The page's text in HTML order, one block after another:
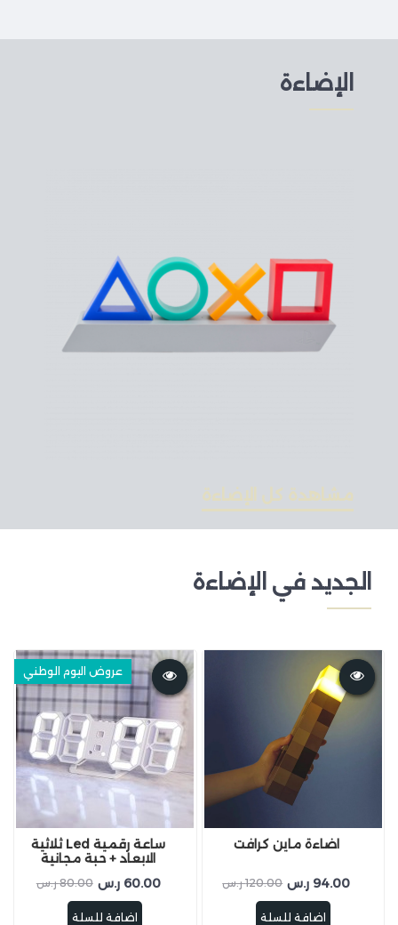
الإضاءة
مشاهدة كل الإضاءة
الجديد في الإضاءة
اضاءة ماين كرافت
94.00 ر.س 120.00 ر.س
اضافة للسلة
عروض اليوم الوطني
ساعة رقمية Led ثلاثية
الابعاد + حبة مجانية
60.00 ر.س
80.00 ر.س
اضافة للسلة